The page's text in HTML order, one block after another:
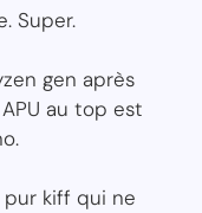
Super.
gen après
au top est
pur kiff qui ne